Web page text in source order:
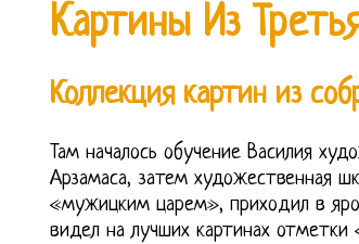
Картины Из
Коллекция картин из
Там началось обучение Василия
Арзамаса, затем художественная
«мужицким царем», приходил в
видел на лучших картинах